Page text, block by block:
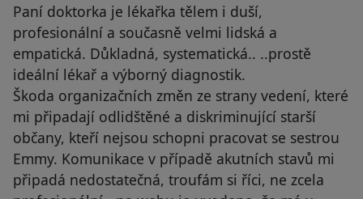
Paní doktorka je lékařka tělem i duší,
profesionální a současně velmi lidská a
empatická. Důkladná, systematická.. ..prostě
ideální lékař a výborný diagnostik.
Škoda organizačních změn ze strany vedení, které
mi připadají odlidštěné a diskriminující starší
občany, kteří nejsou schopni pracovat se sestrou
Emmy. Komunikace v případě akutních stavů mi
připadá nedostatečná, troufám si říci, ne zcela